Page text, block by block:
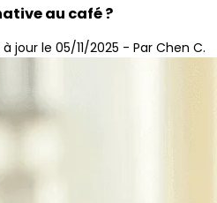
au café ?
à jour le 05/11/2025 - Par Chen C.